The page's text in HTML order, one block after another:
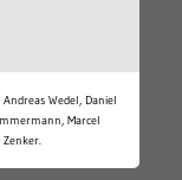
Andreas Wedel, Daniel
Marcel
Zenker.